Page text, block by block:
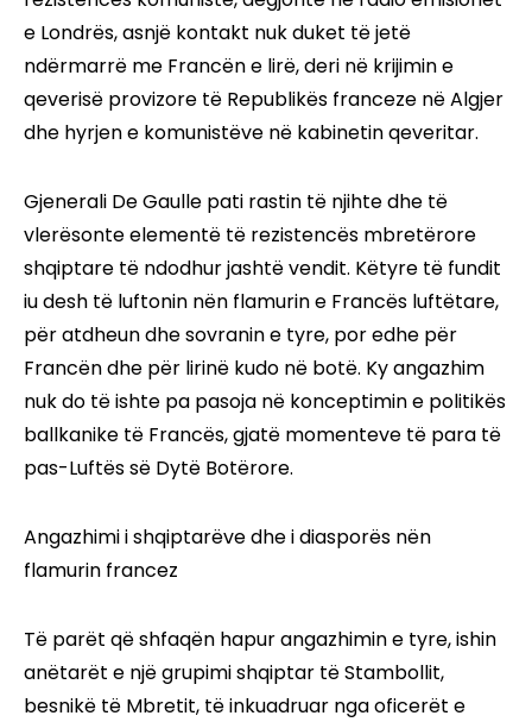
e Londrës, asnjë kontakt nuk duket të jetë
ndërmarrë me Francën e lirë, deri në krijimin e
qeverisë provizore të Republikës franceze në Algjer
dhe hyrjen e komunistëve në kabinetin qeveritar.
Gjenerali De Gaulle pati rastin të njihte dhe të
vlerësonte elementë të rezistencës mbretërore
shqiptare të ndodhur jashtë vendit. Këtyre të fundit
iu desh të luftonin nën flamurin e Francës luftëtare,
për atdheun dhe sovranin e tyre, por edhe për
Francën dhe për lirinë kudo në botë. Ky angazhim
nuk do të ishte pa pasoja në konceptimin e politikës
ballkanike të Francës, gjatë momenteve të para të
pas-Luftës së Dytë Botërore.
Angazhimi i shqiptarëve dhe i diasporës nën
flamurin francez
Të parët që shfaqën hapur angazhimin e tyre, ishin
anëtarët e një grupimi shqiptar të Stambollit,
besnikë të Mbretit, të inkuadruar nga oficerët e